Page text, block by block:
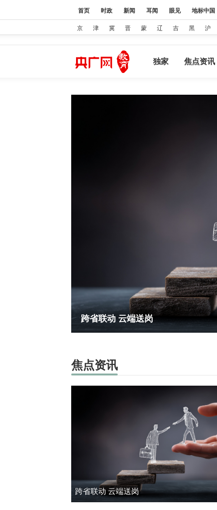
首页 时政 新闻 耳闻 眼见 地标中国
京 津 冀 晋 蒙 辽 吉 黑 沪
独家 焦点资讯
跨省联动 云端送岗
焦点资讯
跨省联动 云端送岗